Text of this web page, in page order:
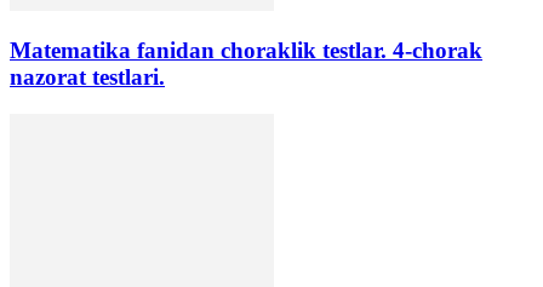
Matematika fanidan choraklik testlar. 4-chorak
nazorat testlari.